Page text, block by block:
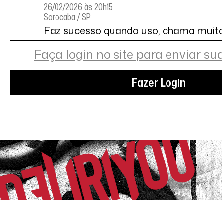
26/02/2026 às 20h15
Sorocaba / SP
Faz sucesso quando uso, chama
detalhe das correntes é lindo.
peças da deliriyou❤️
Paula F.
24/11/2025 às 19h01
Rio de Janeiro / RJ
Essa eu amo demais, super
Faça login no site para enviar
Fazer Login